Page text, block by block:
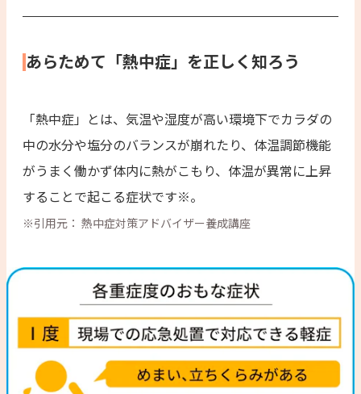
あらためて「熱中症」を正しく知ろう
「熱中症」とは、気温や湿度が高い環境下でカラダの
中の水分や塩分のバランスが崩れたり、体温調節機能
がうまく働かず体内に熱がこもり、体温が異常に上昇
することで起こる症状です※。
※引用元： 熱中症対策アドバイザー養成講座